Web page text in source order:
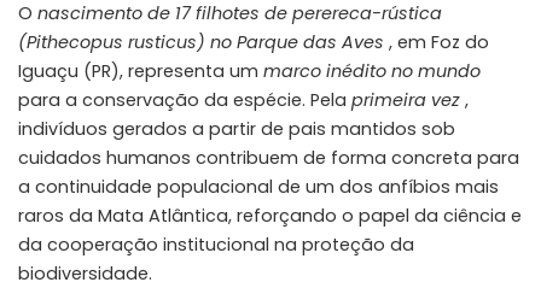
O nascimento de 17 filhotes de perereca-rústica
(Pithecopus rusticus) no Parque das Aves , em Foz do
Iguaçu (PR), representa um marco inédito no mundo
para a conservação da espécie. Pela primeira vez ,
indivíduos gerados a partir de pais mantidos sob
cuidados humanos contribuem de forma concreta para
a continuidade populacional de um dos anfíbios mais
raros da Mata Atlântica, reforçando o papel da ciência e
da cooperação institucional na proteção da
biodiversidade.